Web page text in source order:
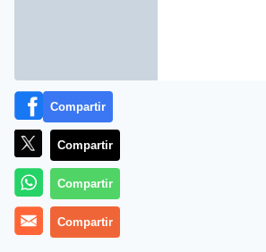
Más información
Compartir
Compartir
Compartir
Compartir